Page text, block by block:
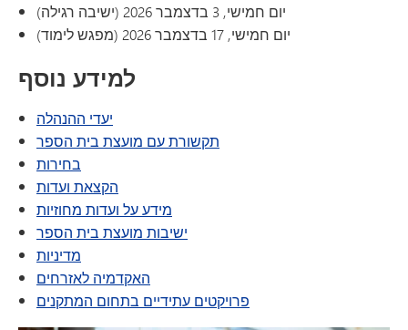
יום חמישי, 3 בדצמבר 2026 (ישיבה רגילה)
יום חמישי, 17 בדצמבר 2026 (מפגש לימוד)
למידע נוסף
יעדי ההנהלה
תקשורת עם מועצת בית הספר
בחירות
הקצאת ועדות
מידע על ועדות מחוזיות
ישיבות מועצת בית הספר
מדיניות
האקדמיה לאזרחים
פרויקטים עתידיים בתחום המתקנים